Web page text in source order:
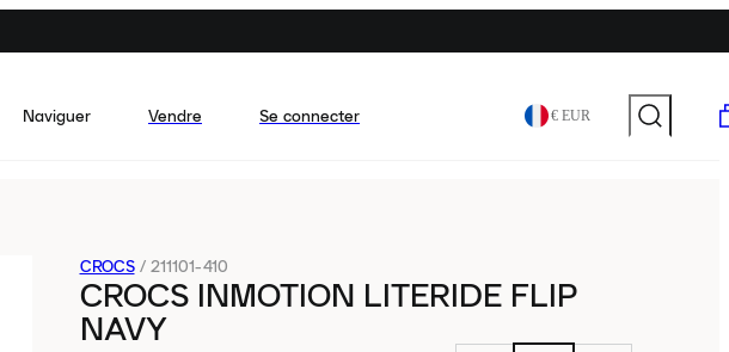
Naviguer Vendre Se connecter € EUR
CROCS / 211101-410
CROCS INMOTION LITERIDE FLIP
NAVY